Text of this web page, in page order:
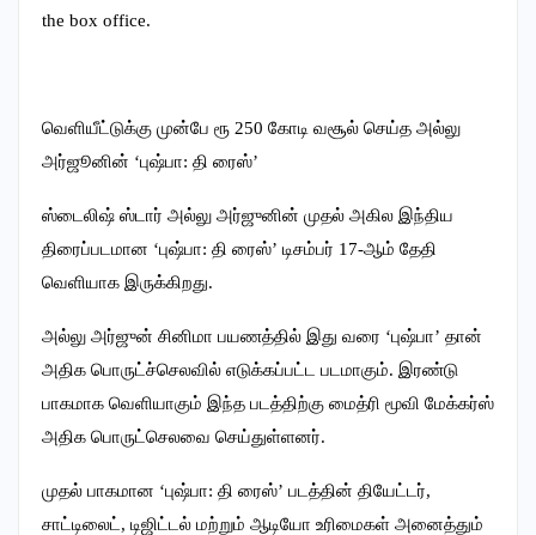
the box office.
வெளியீட்டுக்கு முன்பே ரூ 250 கோடி வசூல் செய்த அல்லு
அர்ஜூனின் ‘புஷ்பா: தி ரைஸ்’
ஸ்டைலிஷ் ஸ்டார் அல்லு அர்ஜுனின் முதல் அகில இந்திய
திரைப்படமான ‘புஷ்பா: தி ரைஸ்’ டிசம்பர் 17-ஆம் தேதி
வெளியாக இருக்கிறது.
அல்லு அர்ஜுன் சினிமா பயணத்தில் இது வரை ‘புஷ்பா’ தான்
அதிக பொருட்ச்செலவில் எடுக்கப்பட்ட படமாகும். இரண்டு
பாகமாக வெளியாகும் இந்த படத்திற்கு மைத்ரி மூவி மேக்கர்ஸ்
அதிக பொருட்செலவை செய்துள்ளனர்.
முதல் பாகமான ‘புஷ்பா: தி ரைஸ்’ படத்தின் தியேட்டர்,
சாட்டிலைட், டிஜிட்டல் மற்றும் ஆடியோ உரிமைகள் அனைத்தும்